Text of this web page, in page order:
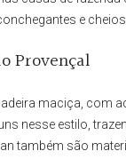
e
Provençal
maciça, com
nesse estilo,
também são